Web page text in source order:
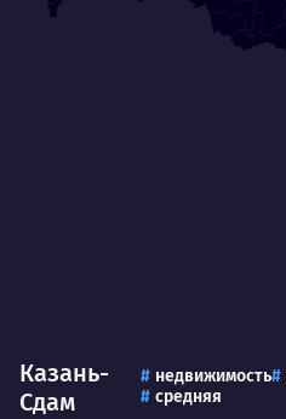
Казань-
Сдам
недвижимость
средняя